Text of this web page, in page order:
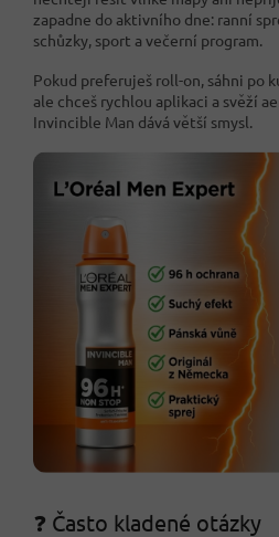
zapadne do aktivního dne: ranní
schůzky, sport a večerní program.
Pokud preferuješ roll-on, sáhni po
ale chceš rychlou aplikaci a svěží
Invincible Man dává větší smysl.
❓ Často kladené otázky